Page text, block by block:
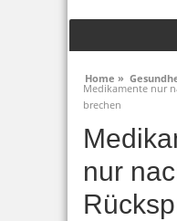
Home »
Medikamente nur
brechen
nur